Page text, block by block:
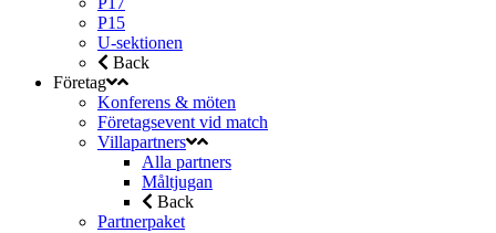
P15
U-sektionen
Back
Företag
Konferens & möten
Företagsevent vid match
Villapartners
Alla partners
Måltjugan
Back
Partnerpaket